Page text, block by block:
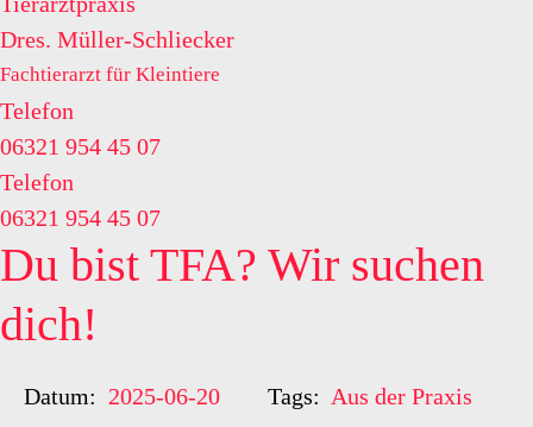
Dres. Müller-Schliecker
Fachtierarzt für Kleintiere
Telefon
06321 954 45 07
Telefon
06321 954 45 07
Du bist TFA? Wir suchen
dich!
Datum: 2025-06-20 Tags: Aus der Praxis